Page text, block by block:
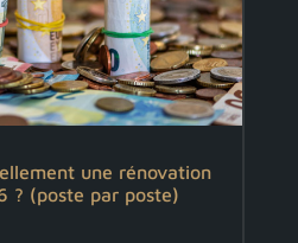
une rénovation
? (poste par poste)